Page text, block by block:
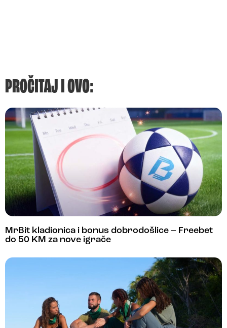
PROČITAJ I OVO:
MrBit kladionica i bonus dobrodošlice – Freebet
do 50 KM za nove igrače